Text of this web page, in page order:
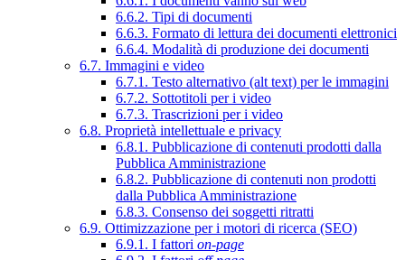
6.6.2. Tipi di documenti
6.6.3. Formato di lettura dei documenti elettronici
6.6.4. Modalità di produzione dei documenti
6.7. Immagini e video
6.7.1. Testo alternativo (alt text) per le immagini
6.7.2. Sottotitoli per i video
6.7.3. Trascrizioni per i video
6.8. Proprietà intellettuale e privacy
6.8.1. Pubblicazione di contenuti prodotti dalla
Pubblica Amministrazione
6.8.2. Pubblicazione di contenuti non prodotti
dalla Pubblica Amministrazione
6.8.3. Consenso dei soggetti ritratti
6.9. Ottimizzazione per i motori di ricerca (SEO)
6.9.1. I fattori on-page